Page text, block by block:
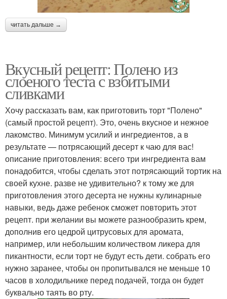
читать дальше →
Вкусный рецепт: Полено из
слоеного теста с взбитыми
сливками
Хочу рассказать вам, как приготовить торт "Полено"
(самый простой рецепт). Это, очень вкусное и нежное
лакомство. Минимум усилий и ингредиентов, а в
результате — потрясающий десерт к чаю для вас!
описание приготовления: всего три ингредиента вам
понадобится, чтобы сделать этот потрясающий тортик на
своей кухне. разве не удивительно? к тому же для
приготовления этого десерта не нужны кулинарные
навыки, ведь даже ребенок сможет повторить этот
рецепт. при желании вы можете разнообразить крем,
дополнив его цедрой цитрусовых для аромата,
например, или небольшим количеством ликера для
пикантности, если торт не будут есть дети. собрать его
нужно заранее, чтобы он пропитывался не меньше 10
часов в холодильнике перед подачей, тогда он будет
буквально таять во рту.